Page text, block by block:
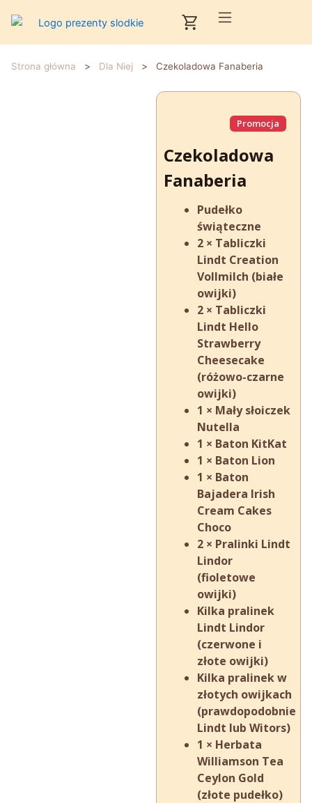
do
Cart
Strona główna > Dla Niej > Czekoladowa Fanaberia
Promocja
Czekoladowa
Fanaberia
Pudełko
świąteczne
2 × Tabliczki
Lindt Creation
Vollmilch (białe
owijki)
2 × Tabliczki
Lindt Hello
Strawberry
Cheesecake
(różowo-czarne
owijki)
1 × Mały słoiczek
Nutella
1 × Baton KitKat
1 × Baton Lion
1 × Baton
Bajadera Irish
Cream Cakes
Choco
2 × Pralinki Lindt
Lindor
(fioletowe
owijki)
Kilka pralinek
Lindt Lindor
(czerwone i
złote owijki)
Kilka pralinek w
złotych owijkach
(prawdopodobnie
Lindt lub Witors)
1 × Herbata
Williamson Tea
Ceylon Gold
(złote pudełko)